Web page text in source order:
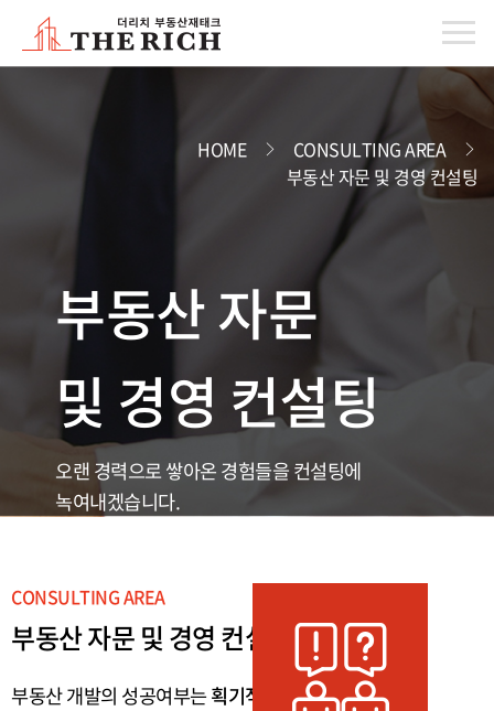
HOME
CONSULTING AREA
부동산 자문 및 경영 컨설팅
부동산 자문
및 경영 컨설팅
오랜 경력으로 쌓아온 경험들을 컨설팅에
녹여내겠습니다.
CONSULTING AREA
부동산 자문 및 경영 컨설팅
부동산 개발의 성공여부는획기적인 분양